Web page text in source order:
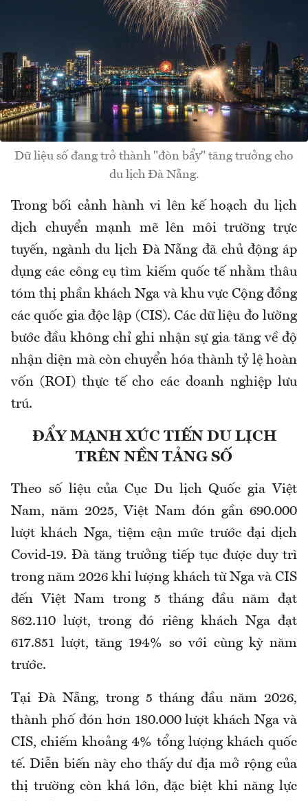
Dữ liệu số đang trở thành "đòn bẩy" tăng trưởng cho
du lịch Đà Nẵng.
Trong bối cảnh hành vi lên kế hoạch du lịch
dịch chuyển mạnh mẽ lên môi trường trực
tuyến, ngành du lịch Đà Nẵng đã chủ động áp
dụng các công cụ tìm kiếm quốc tế nhằm thâu
tóm thị phần khách Nga và khu vực Cộng đồng
các quốc gia độc lập (CIS). Các dữ liệu đo lường
bước đầu không chỉ ghi nhận sự gia tăng về độ
nhận diện mà còn chuyển hóa thành tỷ lệ hoàn
vốn (ROI) thực tế cho các doanh nghiệp lưu
trú.
ĐẨY MẠNH XÚC TIẾN DU LỊCH
TRÊN NỀN TẢNG SỐ
Theo số liệu của Cục Du lịch Quốc gia Việt
Nam, năm 2025, Việt Nam đón gần 690.000
lượt khách Nga, tiệm cận mức trước đại dịch
Covid-19. Đà tăng trưởng tiếp tục được duy trì
trong năm 2026 khi lượng khách từ Nga và CIS
đến Việt Nam trong 5 tháng đầu năm đạt
862.110 lượt, trong đó riêng khách Nga đạt
617.851 lượt, tăng 194% so với cùng kỳ năm
trước.
Tại Đà Nẵng, trong 5 tháng đầu năm 2026,
thành phố đón hơn 180.000 lượt khách Nga và
CIS, chiếm khoảng 4% tổng lượng khách quốc
tế. Diễn biến này cho thấy dư địa mở rộng của
thị trường còn khá lớn, đặc biệt khi năng lực